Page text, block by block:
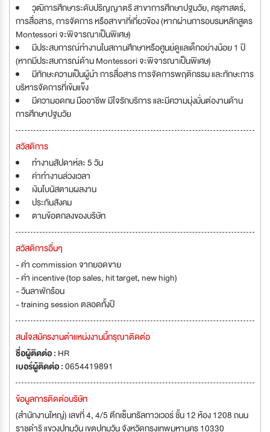
วุฒิการศึกษาระดับปริญญาตรี สาขาการศึกษาปฐมวัย, ครุศาสตร์,
การสื่อสาร, การจัดการ หรือสาขาที่เกี่ยวข้อง (หากผ่านการอบรมหลักสูตร
Montessori จะพิจารณาเป็นพิเศษ)
มีประสบการณ์ทำงานในสถานศึกษาหรือศูนย์ดูแลเด็กอย่างน้อย 1 ปี
(หากมีประสบการณ์ด้าน Montessori จะพิจารณาเป็นพิเศษ)
มีทักษะความเป็นผู้นำ การสื่อสาร การจัดการพฤติกรรม และทักษะการ
บริหารจัดการที่เข้มแข็ง
มีความอดทน มืออาชีพ มีใจรักบริการ และมีความมุ่งมั่นต่องานด้าน
การศึกษาปฐมวัย
สวัสดิการ
ทำงานสัปดาห์ละ 5 วัน
ค่าทำงานล่วงเวลา
เงินโบนัสตามผลงาน
ประกันสังคม
ตามข้อตกลงของบริษัท
สวัสดิการอื่นๆ
- ค่า commission จากยอดขาย
- ค่า incentive (top sales, hit target, new high)
- วันลาพักร้อน
- training session ตลอดทั้งปี
สนใจสมัครงานตำแหน่งงานนี้กรุณาติดต่อ
ชื่อผู้ติดต่อ : HR
เบอร์ผู้ติดต่อ :0654419891
ข้อมูลการติดต่อบริษัท
(สำนักงานใหญ่) เลขที่ 4, 4/5 ตึกเซ็นทรัลทาวเวอร์ ชั้น 12 ห้อง 1208 ถนน
ราชดำริ แขวงปทุมวัน เขตปทุมวัน จังหวัดกรุงเทพมหานคร 10330